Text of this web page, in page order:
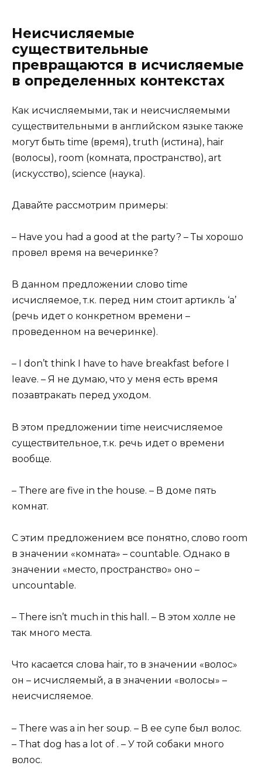
Неисчисляемые
существительные
превращаются в исчисляемые
в определенных контекстах
Как исчисляемыми, так и неисчисляемыми
существительными в английском языке также
могут быть time (время), truth (истина), hair
(волосы), room (комната, пространство), art
(искусство), science (наука).
Давайте рассмотрим примеры:
– Have you had a good at the party? – Ты хорошо
провел время на вечеринке?
В данном предложении слово time
исчисляемое, т.к. перед ним стоит артикль ‘a’
(речь идет о конкретном времени –
проведенном на вечеринке).
– I don’t think I have to have breakfast before I
Ieave. – Я не думаю, что у меня есть время
позавтракать перед уходом.
В этом предложении time неисчисляемое
существительное, т.к. речь идет о времени
вообще.
– There are five in the house. – В доме пять
комнат.
С этим предложением все понятно, слово room
в значении «комната» – countable. Однако в
значении «место, пространство» оно –
uncountable.
– There isn’t much in this hall. – В этом холле не
так много места.
Что касается слова hair, то в значении «волос»
он – исчисляемый, а в значении «волосы» –
неисчисляемое.
– There was a in her soup. – В ее супе был волос.
– That dog has a lot of . – У той собаки много
волос.